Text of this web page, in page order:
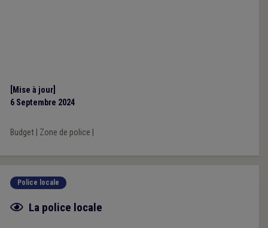
[Mise à jour]
6 Septembre 2024
Budget| Zone de police
Police locale
Fiche focus
La police locale